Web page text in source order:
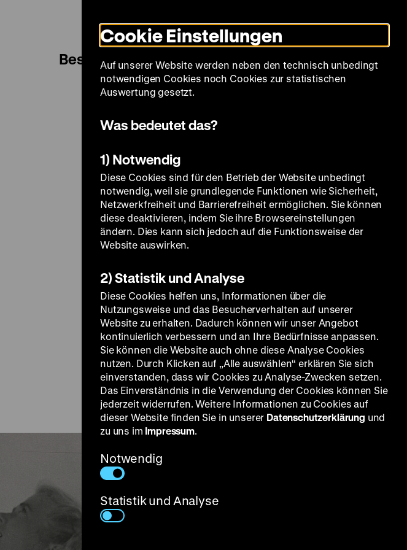
Modus
umschalten
Sprache
Besuch Spielplan Filmreihen Über uns
Cookie Einstellungen
Auf unserer Website werden neben den technisch unbedingt
notwendigen Cookies noch Cookies zur statistischen
Auswertung gesetzt.
Was bedeutet das?
1) Notwendig
Diese Cookies sind für den Betrieb der Website unbedingt
notwendig, weil sie grundlegende Funktionen wie Sicherheit,
Netzwerkfreiheit und Barrierefreiheit ermöglichen. Sie können
diese deaktivieren, indem Sie ihre Browsereinstellungen
ändern. Dies kann sich jedoch auf die Funktionsweise der
Website auswirken.
2) Statistik und Analyse
Diese Cookies helfen uns, Informationen über die
Nutzungsweise und das Besucherverhalten auf unserer
Website zu erhalten. Dadurch können wir unser Angebot
kontinuierlich verbessern und an Ihre Bedürfnisse anpassen.
Sie können die Website auch ohne diese Analyse Cookies
nutzen. Durch Klicken auf „Alle auswählen“ erklären Sie sich
einverstanden, dass wir Cookies zu Analyse-Zwecken setzen.
Das Einverständnis in die Verwendung der Cookies können Sie
jederzeit widerrufen. Weitere Informationen zu Cookies auf
dieser Website finden Sie in unserer Datenschutzerklärung und
zu uns im Impressum.
Notwendig
Statistik und Analyse